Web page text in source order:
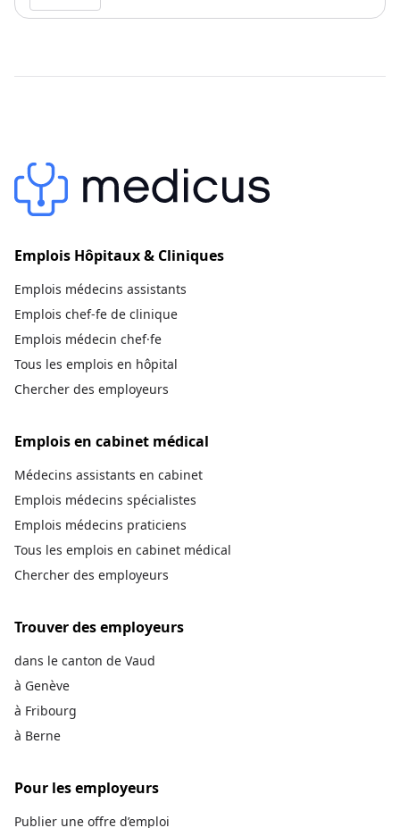
Emplois Hôpitaux & Cliniques
Emplois médecins assistants
Emplois chef-fe de clinique
Emplois médecin chef·fe
Tous les emplois en hôpital
Chercher des employeurs
Emplois en cabinet médical
Médecins assistants en cabinet
Emplois médecins spécialistes
Emplois médecins praticiens
Tous les emplois en cabinet médical
Chercher des employeurs
Trouver des employeurs
dans le canton de Vaud
à Genève
à Fribourg
à Berne
Pour les employeurs
Publier une offre d’emploi